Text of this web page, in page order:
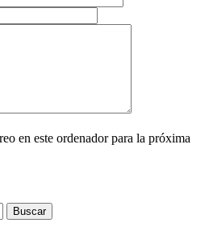
en este ordenador para la próxima
Buscar